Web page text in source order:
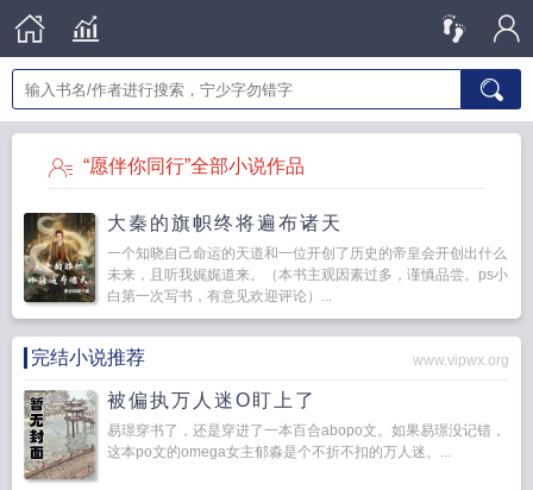
“愿伴你同行”全部小说作品
大秦的旗帜终将遍布诸天
一个知晓自己命运的天道和一位开创了历史的帝皇会开创出什么
未来，且听我娓娓道来。（本书主观因素过多，谨慎品尝。ps小
白第一次写书，有意见欢迎评论）...
完结小说推荐 www.vipwx.org
被偏执万人迷O盯上了
易璟穿书了，还是穿进了一本百合abopo文。如果易璟没记错，
这本po文的omega女主郁淼是个不折不扣的万人迷。...